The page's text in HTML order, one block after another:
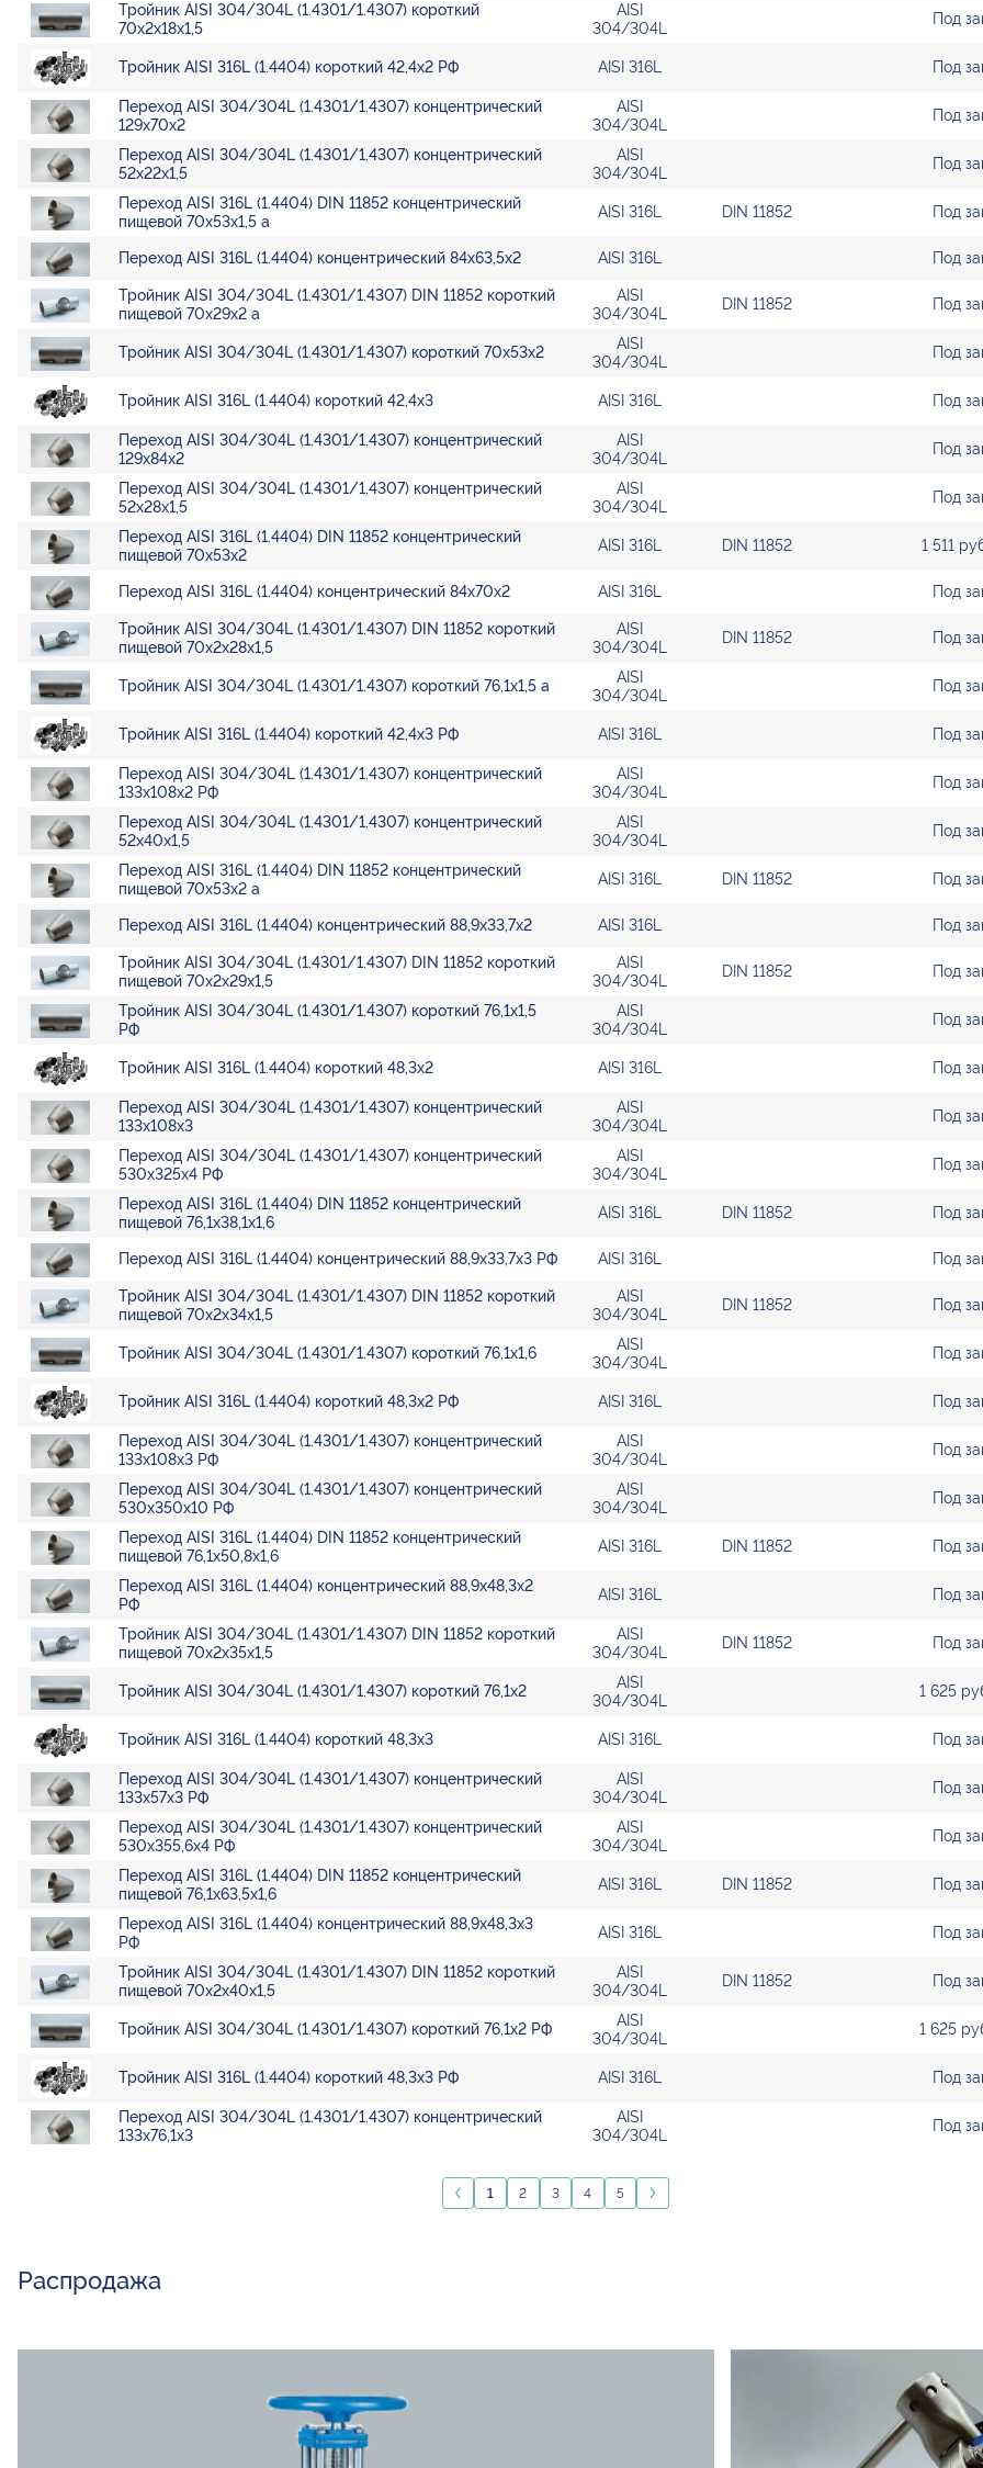
Тройник AISI 304/304L (1.4301/1.4307) короткий
70х2х18х1,5
AISI
304/304L
Под
Тройник AISI 316L (1.4404) короткий 42,4х2 РФ AISI 316L Под
Переход AISI 304/304L (1.4301/1.4307) концентрический
129х70х2
AISI
304/304L
Под
Переход AISI 304/304L (1.4301/1.4307) концентрический
52х22х1,5
AISI
304/304L
Под
Переход AISI 316L (1.4404) DIN 11852 концентрический
пищевой 70х53х1,5 а
AISI 316L DIN 11852 Под
Переход AISI 316L (1.4404) концентрический 84х63,5х2 AISI 316L Под
Тройник AISI 304/304L (1.4301/1.4307) DIN 11852 короткий
пищевой 70х29х2 а
AISI
304/304L
DIN 11852 Под
Тройник AISI 304/304L (1.4301/1.4307) короткий 70х53х2
AISI
304/304L
Под
Тройник AISI 316L (1.4404) короткий 42,4х3 AISI 316L Под
Переход AISI 304/304L (1.4301/1.4307) концентрический
129х84х2
AISI
304/304L
Под
Переход AISI 304/304L (1.4301/1.4307) концентрический
52х28х1,5
AISI
304/304L
Под
Переход AISI 316L (1.4404) DIN 11852 концентрический
пищевой 70х53х2
AISI 316L DIN 11852 1 511
Переход AISI 316L (1.4404) концентрический 84х70х2 AISI 316L Под
Тройник AISI 304/304L (1.4301/1.4307) DIN 11852 короткий
пищевой 70х2х28х1,5
AISI
304/304L
DIN 11852 Под
Тройник AISI 304/304L (1.4301/1.4307) короткий 76,1х1,5 а
AISI
304/304L
Под
Тройник AISI 316L (1.4404) короткий 42,4х3 РФ AISI 316L Под
Переход AISI 304/304L (1.4301/1.4307) концентрический
133х108х2 РФ
AISI
304/304L
Под
Переход AISI 304/304L (1.4301/1.4307) концентрический
52х40х1,5
AISI
304/304L
Под
Переход AISI 316L (1.4404) DIN 11852 концентрический
пищевой 70х53х2 а
AISI 316L DIN 11852 Под
Переход AISI 316L (1.4404) концентрический 88,9х33,7х2 AISI 316L Под
Тройник AISI 304/304L (1.4301/1.4307) DIN 11852 короткий
пищевой 70х2х29х1,5
AISI
304/304L
DIN 11852 Под
Тройник AISI 304/304L (1.4301/1.4307) короткий 76,1х1,5
РФ
AISI
304/304L
Под
Тройник AISI 316L (1.4404) короткий 48,3х2 AISI 316L Под
Переход AISI 304/304L (1.4301/1.4307) концентрический
133х108х3
AISI
304/304L
Под
Переход AISI 304/304L (1.4301/1.4307) концентрический
530х325х4 РФ
AISI
304/304L
Под
Переход AISI 316L (1.4404) DIN 11852 концентрический
пищевой 76,1х38,1х1,6
AISI 316L DIN 11852 Под
Переход AISI 316L (1.4404) концентрический 88,9х33,7х3 РФ AISI 316L Под
Тройник AISI 304/304L (1.4301/1.4307) DIN 11852 короткий
пищевой 70х2х34х1,5
AISI
304/304L
DIN 11852 Под
Тройник AISI 304/304L (1.4301/1.4307) короткий 76,1х1,6
AISI
304/304L
Под
Тройник AISI 316L (1.4404) короткий 48,3х2 РФ AISI 316L Под
Переход AISI 304/304L (1.4301/1.4307) концентрический
133х108х3 РФ
AISI
304/304L
Под
Переход AISI 304/304L (1.4301/1.4307) концентрический
530х350х10 РФ
AISI
304/304L
Под
Переход AISI 316L (1.4404) DIN 11852 концентрический
пищевой 76,1х50,8х1,6
AISI 316L DIN 11852 Под
Переход AISI 316L (1.4404) концентрический 88,9х48,3х2
РФ
AISI 316L Под
Тройник AISI 304/304L (1.4301/1.4307) DIN 11852 короткий
пищевой 70х2х35х1,5
AISI
304/304L
DIN 11852 Под
Тройник AISI 304/304L (1.4301/1.4307) короткий 76,1х2
AISI
304/304L
1 625
Тройник AISI 316L (1.4404) короткий 48,3х3 AISI 316L Под
Переход AISI 304/304L (1.4301/1.4307) концентрический
133х57х3 РФ
AISI
304/304L
Под
Переход AISI 304/304L (1.4301/1.4307) концентрический
530х355,6х4 РФ
AISI
304/304L
Под
Переход AISI 316L (1.4404) DIN 11852 концентрический
пищевой 76,1х63,5х1,6
AISI 316L DIN 11852 Под
Переход AISI 316L (1.4404) концентрический 88,9х48,3х3
РФ
AISI 316L Под
Тройник AISI 304/304L (1.4301/1.4307) DIN 11852 короткий
пищевой 70х2х40х1,5
AISI
304/304L
DIN 11852 Под
Тройник AISI 304/304L (1.4301/1.4307) короткий 76,1х2 РФ
AISI
304/304L
1 625
Тройник AISI 316L (1.4404) короткий 48,3х3 РФ AISI 316L Под
Переход AISI 304/304L (1.4301/1.4307) концентрический
133х76,1х3
AISI
304/304L
Под
1 2 3 4 5
Распродажа